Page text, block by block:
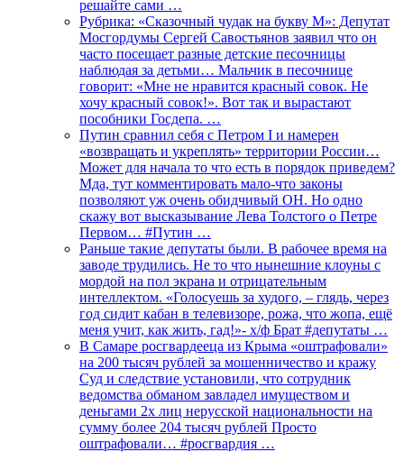
решайте сами …
Рубрика: «Сказочный чудак на букву М»: Депутат
Мосгордумы Сергей Савостьянов заявил что он
часто посещает разные детские песочницы
наблюдая за детьми… Мальчик в песочнице
говорит: «Мне не нравится красный совок. Не
хочу красный совок!». Вот так и вырастают
пособники Госдепа. …
Путин сравнил себя с Петром I и намерен
«возвращать и укреплять» территории России…
Может для начала то что есть в порядок приведем?
Мда, тут комментировать мало-что законы
позволяют уж очень обидчивый ОН. Но одно
скажу вот высказывание Лева Толстого о Петре
Первом… #Путин …
Раньше такие депутаты были. В рабочее время на
заводе трудились. Не то что нынешние клоуны с
мордой на пол экрана и отрицательным
интеллектом. «Голосуешь за худого, – глядь, через
год сидит кабан в телевизоре, рожа, что жопа, ещё
меня учит, как жить, гад!»- х/ф Брат #депутаты …
В Самаре росгвардееца из Крыма «оштрафовали»
на 200 тысяч рублей за мошенничество и кражу
Суд и следствие установили, что сотрудник
ведомства обманом завладел имуществом и
деньгами 2х лиц нерусской национальности на
сумму более 204 тысяч рублей Просто
оштрафовали… #росгвардия …